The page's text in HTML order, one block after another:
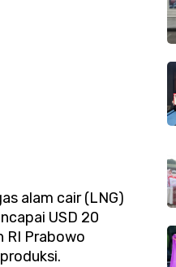
alam cair (LNG)
USD 20
RI Prabowo